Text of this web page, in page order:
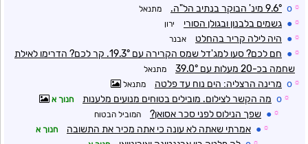
☼
o 9.6° מינ' הבוקר בנתיב הל"ה. מתנאל
☼
● גשמים בלבנון ובגולן הסורי ירון
☼
● היה לילה קריר בהחלט אבנר
☼
●
חם לכם? סעו למג'דל שמס הקרירה עם 19.3°. קר לכם? הדרימו לאילת
שחמה בכ-20 מעלות עם 39.0°
מתנאל
☼
o מרינה הרצליה: הים נוח עד פלטה מתנאל
☼
o מה הקשר לצילום. מובילים בטוחים מנועים מלענות חנוך א
☼
● שפך הנילוס לפני סכר אסואן? המוביל הבטוח
☼
● אמרתי שאתה לא עונה כי אתה מכיר את התשובה חנוך א